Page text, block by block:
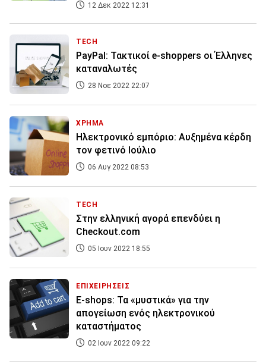
12 Δεκ 2022 12:31
TECH
PayPal: Τακτικοί e-shoppers οι Έλληνες
καταναλωτές
28 Νοε 2022 22:07
ΧΡΗΜΑ
Ηλεκτρονικό εμπόριο: Αυξημένα κέρδη
τον φετινό Ιούλιο
06 Αυγ 2022 08:53
TECH
Στην ελληνική αγορά επενδύει η
Checkout.com
05 Ιουν 2022 18:55
ΕΠΙΧΕΙΡΗΣΕΙΣ
Ε-shops: Τα «μυστικά» για την
απογείωση ενός ηλεκτρονικού
καταστήματος
02 Ιουν 2022 09:22